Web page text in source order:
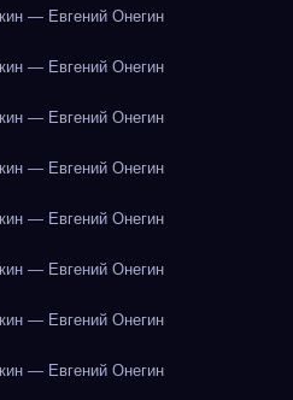
— Евгений Онегин
— Евгений Онегин
— Евгений Онегин
— Евгений Онегин
— Евгений Онегин
— Евгений Онегин
— Евгений Онегин
— Евгений Онегин